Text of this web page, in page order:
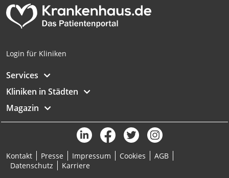
Login für Kliniken
Services
Kliniken in Städten
Magazin
Kontakt Presse Impressum Cookies
AGB
Datenschutz
Karriere